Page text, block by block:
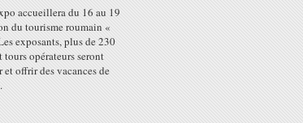
accueillera du 16 au 19
du tourisme roumain «
exposants, plus de 230
tours opérateurs seront
et offrir des vacances de